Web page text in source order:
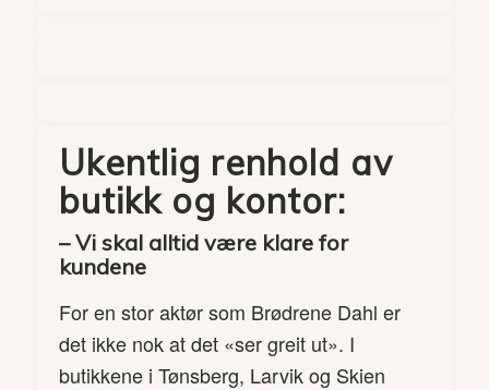
Ukentlig renhold av
butikk og kontor:
– Vi skal alltid være klare for
kundene
For en stor aktør som Brødrene Dahl er
det ikke nok at det «ser greit ut». I
butikkene i Tønsberg, Larvik og Skien